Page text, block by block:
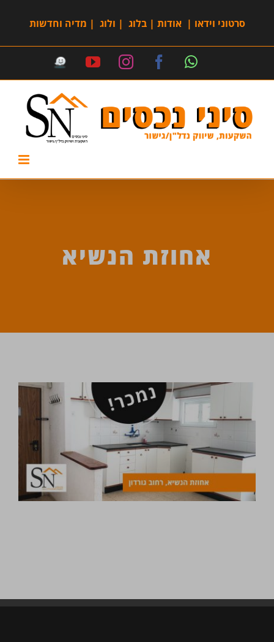
סרטוני וידאו |אודות |בלוג | ולוג | מדיה וחדשות
אחוזת הנשיא